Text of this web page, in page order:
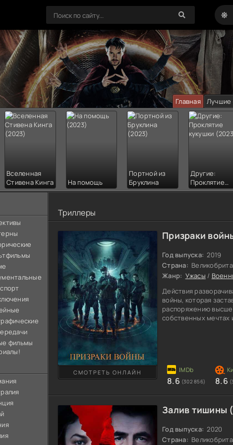
Главная Лучшие
Вселенная
Стивена Кинга
На помощь
Портной из
Бруклина
Другие:
Проклятие
кукушки
фильмы
Триллеры
Призраки
Год выпуска: 2019
Страна:
Жанр: Ужасы /
Действия
войны, которая
распоряжению
собственных мечтах
домой, но
СМОТРЕТЬ ОНЛАЙН
8.6 (302 856) 8.6
Залив тишины
Год выпуска: 2020
Страна: